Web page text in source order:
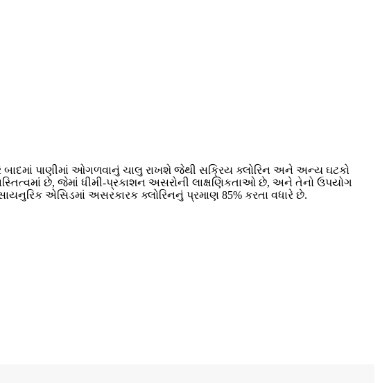
બાદમાં પાણીમાં ઓગળવાનું ચાલુ રાખશે જેથી સક્રિય ક્લોરિન અને અન્ય ઘટકો
છે, જેમાં ધીમી-પ્રકાશન અસરોની લાક્ષણિકતાઓ છે, અને તેનો ઉપયોગ
એસિડમાં અસરકારક ક્લોરિનનું પ્રમાણ 85% કરતા વધારે છે.